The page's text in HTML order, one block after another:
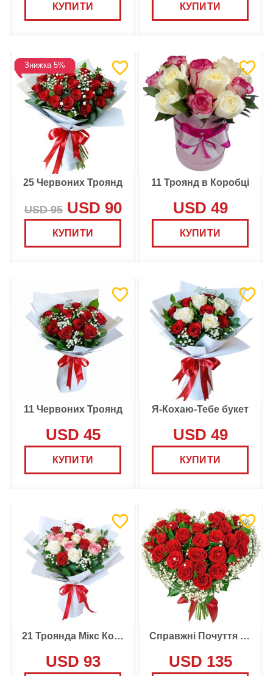
КУПИТИ КУПИТИ
Знижка 5%
25 Червоних Троянд
USD 95USD 90
КУПИТИ
11 Троянд в Коробці
USD 49
КУПИТИ
11 Червоних Троянд
USD 45
КУПИТИ
Я-Кохаю-Тебе букет
USD 49
КУПИТИ
21 Троянда Мікс Кольори
USD 93
Справжні Почуття Букет
USD 135